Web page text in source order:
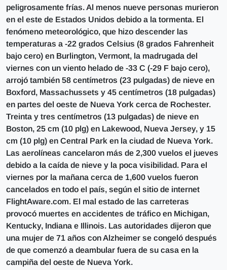
peligrosamente frías. Al menos nueve personas murieron
en el este de Estados Unidos debido a la tormenta. El
fenómeno meteorológico, que hizo descender las
temperaturas a -22 grados Celsius (8 grados Fahrenheit
bajo cero) en Burlington, Vermont, la madrugada del
viernes con un viento helado de -33 C (-29 F bajo cero),
arrojó también 58 centímetros (23 pulgadas) de nieve en
Boxford, Massachussets y 45 centímetros (18 pulgadas)
en partes del oeste de Nueva York cerca de Rochester.
Treinta y tres centímetros (13 pulgadas) de nieve en
Boston, 25 cm (10 plg) en Lakewood, Nueva Jersey, y 15
cm (10 plg) en Central Park en la ciudad de Nueva York.
Las aerolíneas cancelaron más de 2,300 vuelos el jueves
debido a la caída de nieve y la poca visibilidad. Para el
viernes por la mañana cerca de 1,600 vuelos fueron
cancelados en todo el país, según el sitio de internet
FlightAware.com. El mal estado de las carreteras
provocó muertes en accidentes de tráfico en Michigan,
Kentucky, Indiana e Illinois. Las autoridades dijeron que
una mujer de 71 años con Alzheimer se congeló después
de que comenzó a deambular fuera de su casa en la
campiña del oeste de Nueva York.